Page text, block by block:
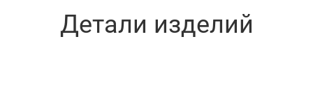
Детали изделий